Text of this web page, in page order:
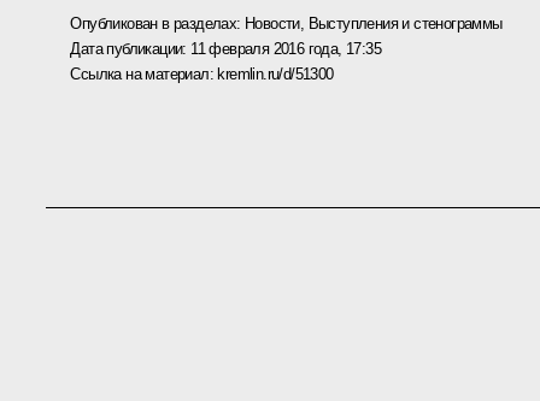
Опубликован в разделах: Новости, Выступления и стенограммы
Дата публикации: 11 февраля 2016 года, 17:35
Ссылка на материал: kremlin.ru/d/51300